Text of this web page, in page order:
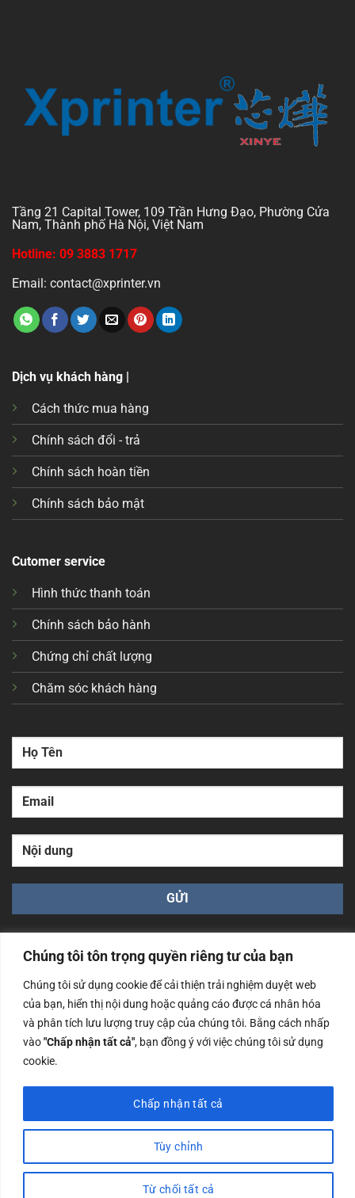
Chúng tôi tôn trọng quyền riêng tư của bạn
Chúng tôi sử dụng cookie để cải thiện trải nghiệm duyệt web
của bạn, hiển thị nội dung hoặc quảng cáo được cá nhân hóa
và phân tích lưu lượng truy cập của chúng tôi. Bằng cách nhấp
vào"Chấp nhận tất cả", bạn đồng ý với việc chúng tôi sử dụng
cookie.
Tùy chỉnh
Từ chối tất cả
Chấp nhận tất cả
Tầng 21 Capital Tower, 109 Trần Hưng Đạo, Phường Cửa
Nam, Thành phố Hà Nội, Việt Nam
Hotline: 09 3883 1717
Email: contact@xprinter.vn
Dịch vụ khách hàng |
Cách thức mua hàng
Chính sách đổi - trả
Chính sách hoàn tiền
Chính sách bảo mật
Cutomer service
Hình thức thanh toán
Chính sách bảo hành
Chứng chỉ chất lượng
Chăm sóc khách hàng
Công ty TNHH Nam Bình Xương - Số ĐKKD: 0108783483
cấp ngày 14/06/2019 bởi Sở Kế Hoạch và Đầu Tư Tp. Hà
Nội
Copyrights @2023 Nam Binh Xuong. All Rights Reserved